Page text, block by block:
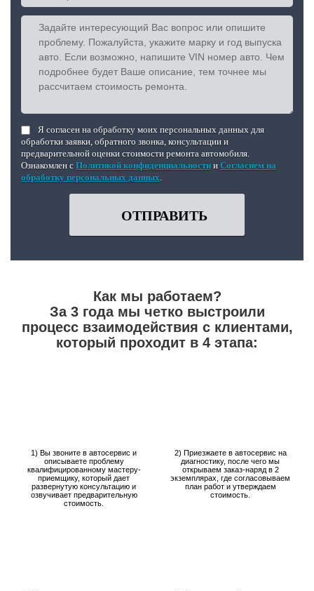
Я согласен на обработку моих персональных данных для
обработки заявки, обратного звонка, консультации и
предварительной оценки стоимости ремонта автомобиля.
Ознакомлен с Политикой конфиденциальности и Согласием на
обработку персональных данных.
ОТПРАВИТЬ
Как мы работаем?
За 3 года мы четко выстроили
процесс взаимодействия с клиентами,
который проходит в 4 этапа:
1) Вы звоните в автосервис и
описываете проблему
квалифицированному мастеру-
приемщику, который дает
развернутую консультацию и
озвучивает предварительную
стоимость.
2) Приезжаете в автосервис на
диагностику, после чего мы
открываем заказ-наряд в 2
экземплярах, где согласовываем
план работ и утверждаем
стоимость.